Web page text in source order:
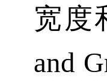
宽度
and